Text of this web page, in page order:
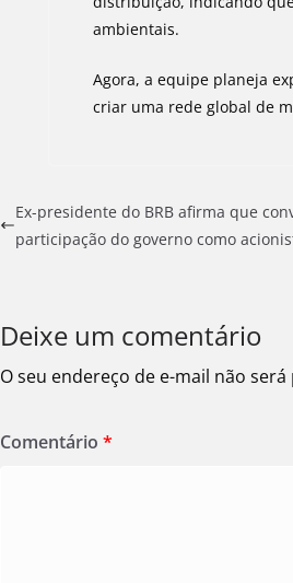
ambientais.
Agora, a equipe planeja
criar uma rede global de
Ex-presidente do BRB afirma que
participação do governo como
Deixe um comentário
O seu endereço de e-mail não
Comentário *